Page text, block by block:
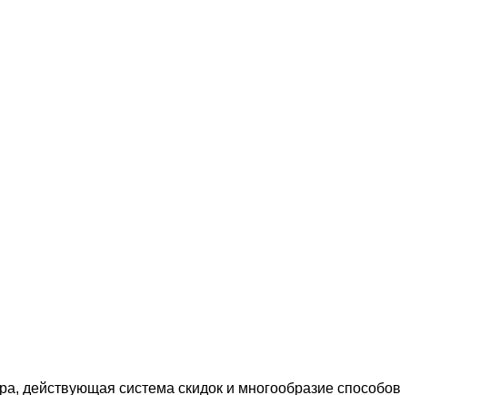
действующая система скидок и многообразие способов